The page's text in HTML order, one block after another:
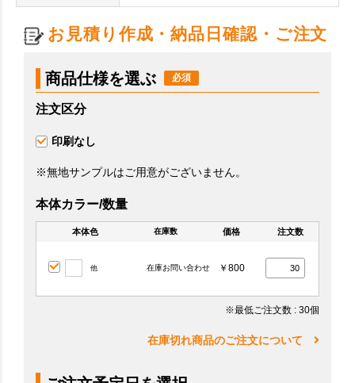
お見積り作成・納品日確認・ご注文
商品仕様を選ぶ
注文区分
印刷なし
※無地サンプルはご用意がございません。
本体カラー/数量
本体色 在庫数 価格 注文数
他 在庫お問い合わせ ￥800
※最低ご注文数 : 30個
在庫切れ商品のご注文について